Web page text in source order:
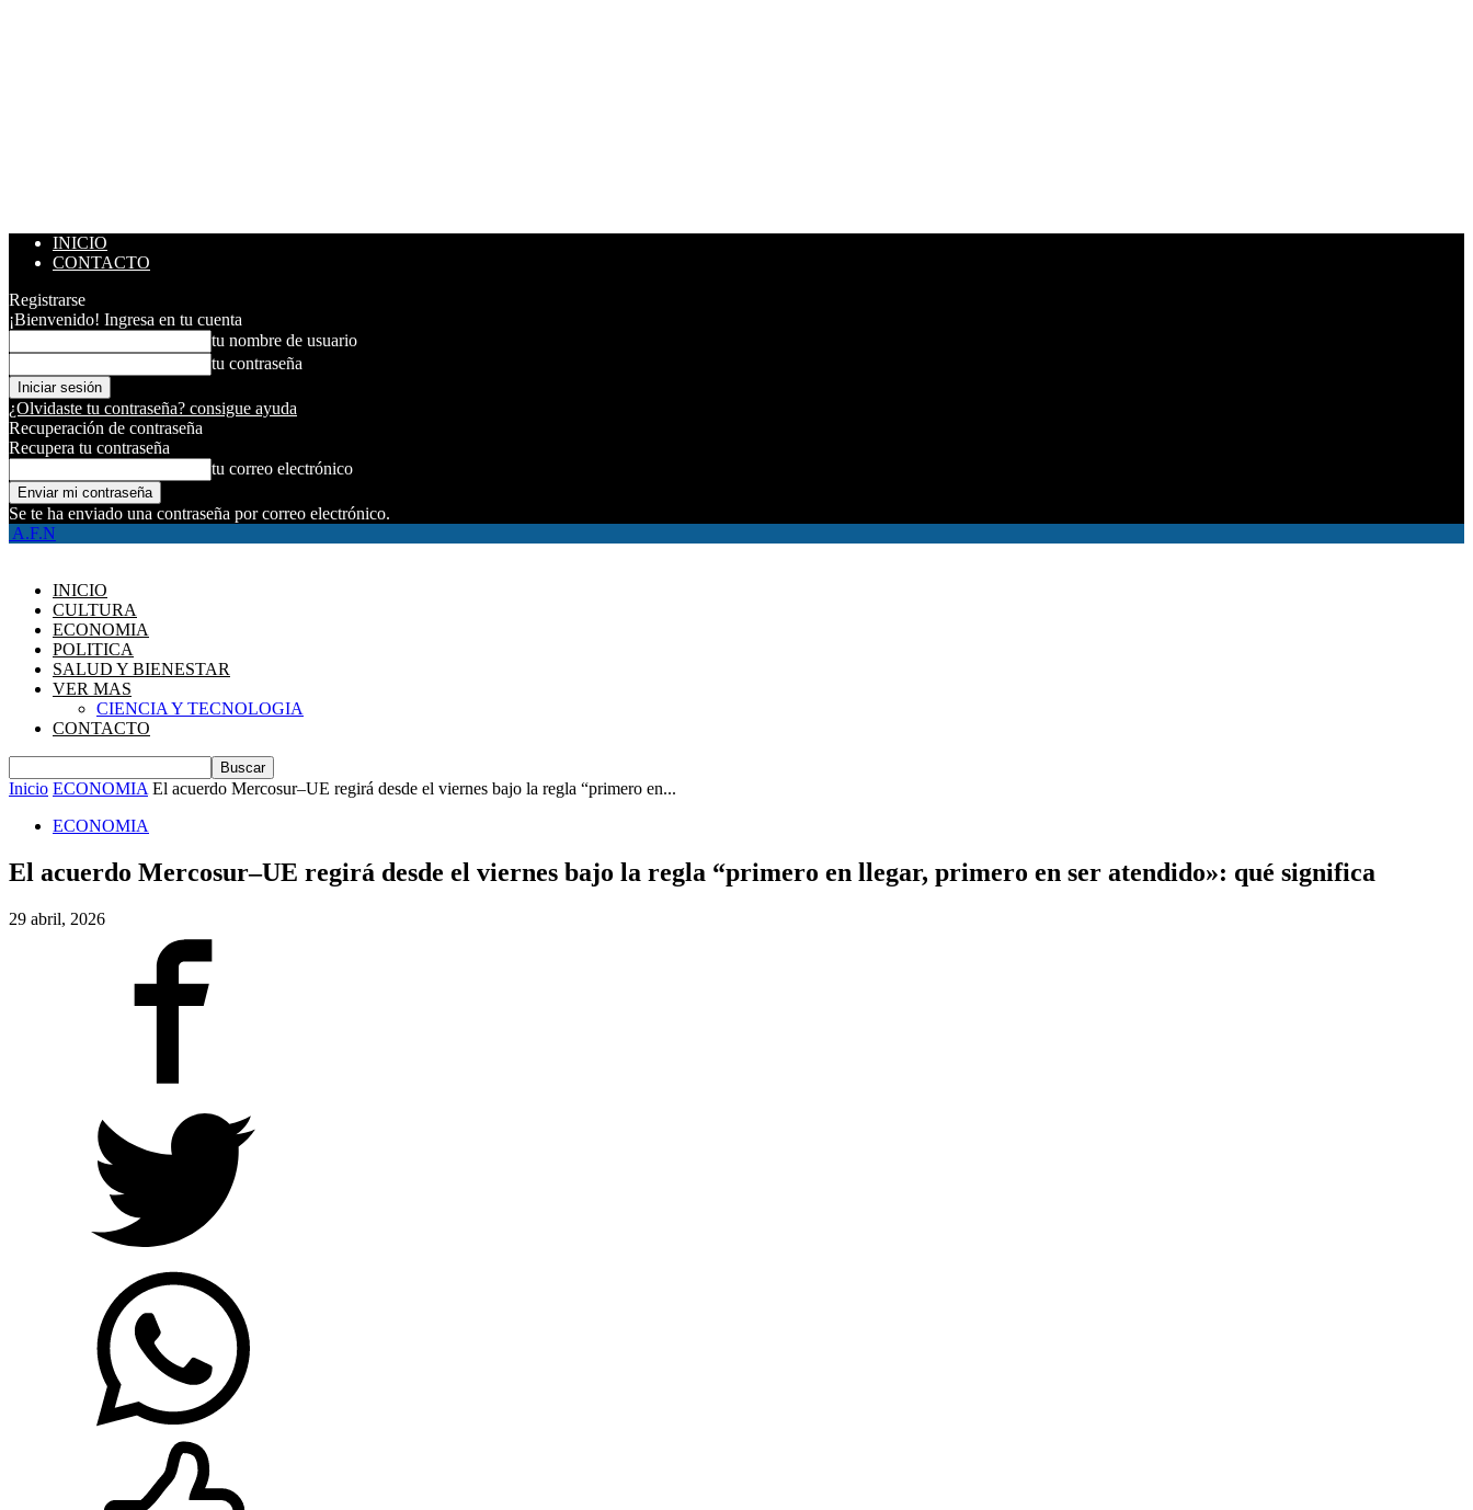
INICIO
CONTACTO
Registrarse
¡Bienvenido! Ingresa en tu cuenta
tu nombre de usuario
tu contraseña
¿Olvidaste tu contraseña? consigue ayuda
Recuperación de contraseña
Recupera tu contraseña
tu correo electrónico
Se te ha enviado una contraseña por correo electrónico.
A.F.N
INICIO
CULTURA
ECONOMIA
POLITICA
SALUD Y BIENESTAR
VER MAS
CIENCIA Y TECNOLOGIA
CONTACTO
Inicio ECONOMIA El acuerdo Mercosur–UE regirá desde el viernes bajo la regla “primero en...
ECONOMIA
El acuerdo Mercosur–UE regirá desde el viernes bajo la regla “primero en llegar, primero en ser atendido»: qué significa
29 abril, 2026